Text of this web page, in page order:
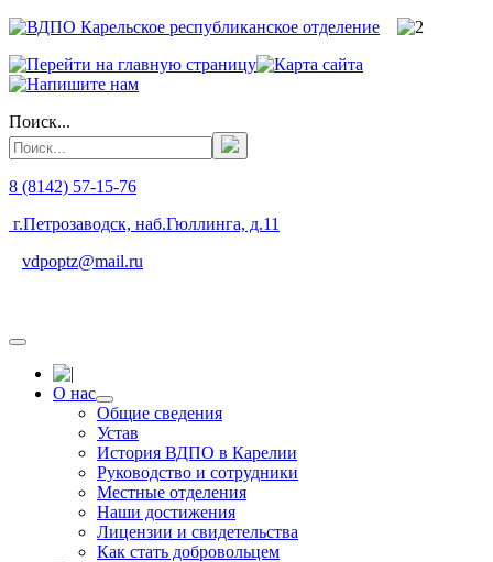
Поиск...
8 (8142) 57-15-76
г.Петрозаводск, наб.Гюллинга, д.11
vdpoptz@mail.ru
О нас
Общие сведения
Устав
История ВДПО в Карелии
Руководство и сотрудники
Местные отделения
Наши достижения
Лицензии и свидетельства
Как стать добровольцем